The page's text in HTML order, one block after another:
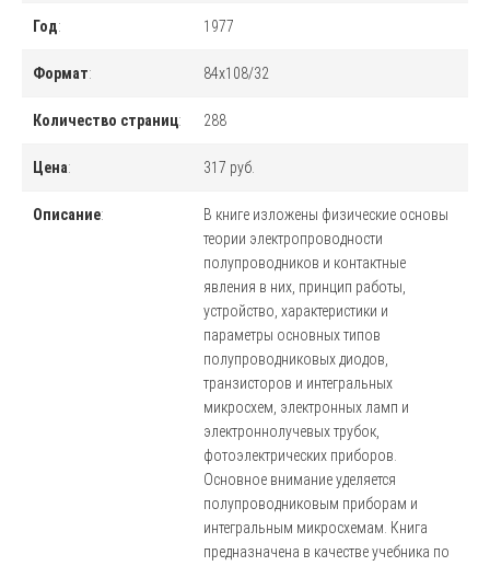
Год: 1977
Формат: 84x108/32
Количество страниц: 288
Цена: 317 руб.
Описание:
В книге изложены физические основы
теории электропроводности
полупроводников и контактные
явления в них, принцип работы,
устройство, характеристики и
параметры основных типов
полупроводниковых диодов,
транзисторов и интегральных
микросхем, электронных ламп и
электроннолучевых трубок,
фотоэлектрических приборов.
Основное внимание уделяется
полупроводниковым приборам и
интегральным микросхемам. Книга
предназначена в качестве учебника по